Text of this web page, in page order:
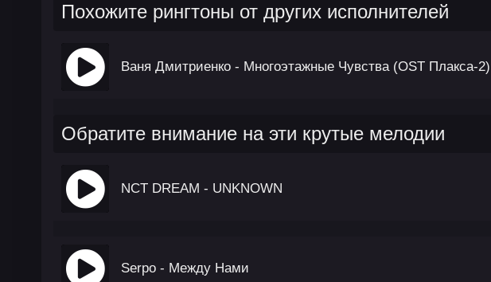
Похожите рингтоны от других исполнителей
Ваня Дмитриенко - Многоэтажные Чувства (OST Плакса-2)
Обратите внимание на эти крутые мелодии
NCT DREAM - UNKNOWN
Serpo - Между Нами